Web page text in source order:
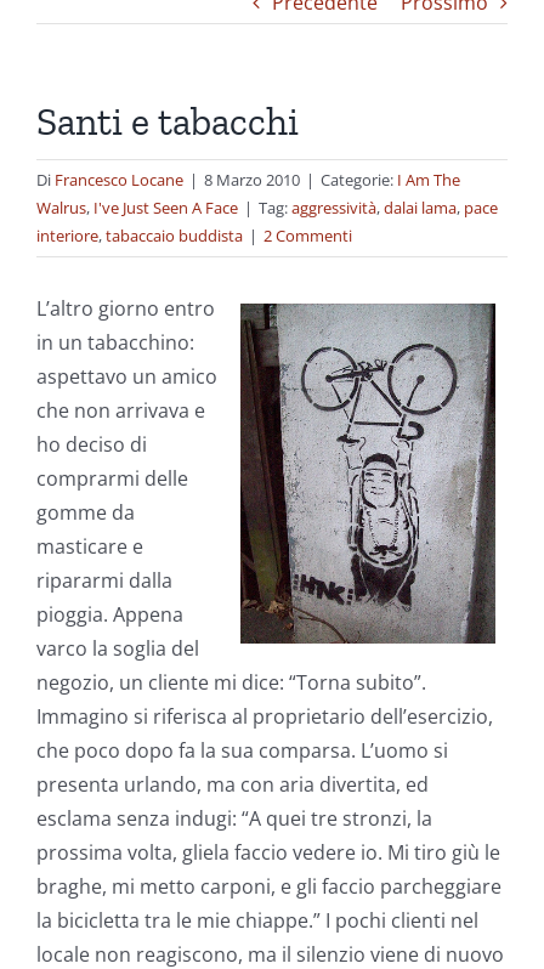
Santi e tabacchi
Di Francesco Locane | 8 Marzo 2010 | Categorie: I Am The
Walrus, I've Just Seen A Face | Tag:aggressività,dalai lama, pace
interiore,tabaccaio buddista | 2 Commenti
L’altro giorno entro
in un tabacchino:
aspettavo un amico
che non arrivava e
ho deciso di
comprarmi delle
gomme da
masticare e
ripararmi dalla
pioggia. Appena
varco la soglia del
negozio, un cliente mi dice: “Torna subito”.
Immagino si riferisca al proprietario dell’esercizio,
che poco dopo fa la sua comparsa. L’uomo si
presenta urlando, ma con aria divertita, ed
esclama senza indugi: “A quei tre stronzi, la
prossima volta, gliela faccio vedere io. Mi tiro giù le
braghe, mi metto carponi, e gli faccio parcheggiare
la bicicletta tra le mie chiappe.” I pochi clienti nel
locale non reagiscono, ma il silenzio viene di nuovo